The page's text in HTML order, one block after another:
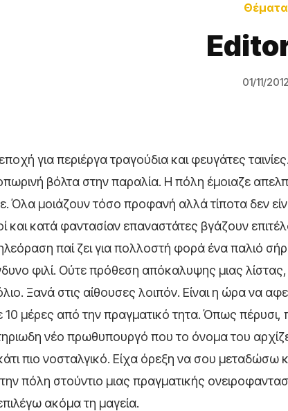
Θέματα
01/11/2012
για περιέργα τραγούδια και φευγάτες
βόλτα στην παραλία. Η πόλη έμοιαζε
Όλα μοιάζουν τόσο προφανή αλλά τίποτα δεν
και κατά φαντασίαν επαναστάτες βγάζουν
παί ζει για πολλοστή φορά ένα παλιό
φιλί. Ούτε πρόθεση απόκαλυψης μιας
Ξανά στις αίθουσες λοιπόν. Είναι η ώρα να
10 μέρες από την πραγματικό τητα. Όπως
νέο πρωθυπουργό που το όνομα του
πιο νοσταλγικό. Είχα όρεξη να σου μεταδώσω
πόλη στούντιο μιας πραγματικής
ακόμα τη μαγεία.